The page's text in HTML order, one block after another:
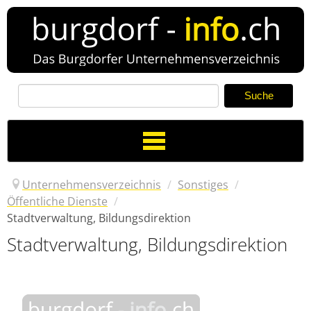
Toggle
Navigation
Neuer Eintrag
Verzeichnis
Unternehmensverzeichnis / Sonstiges /
Öffentliche Dienste /
Stadtverwaltung, Bildungsdirektion
Stadtverwaltung, Bildungsdirektion